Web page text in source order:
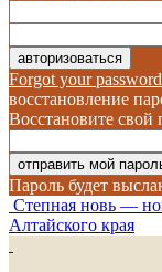
Forgot your
восстановление
Восстановите свой
Пароль будет
Степная новь —
Алтайского края